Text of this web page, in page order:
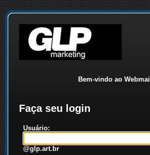
Bem-vindo ao Webmail
Faça seu login
Usuário:
@glp.art.br